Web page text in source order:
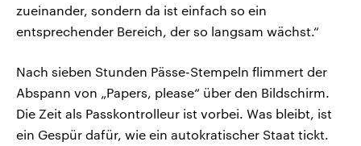
zueinander, sondern da ist einfach so ein
entsprechender Bereich, der so langsam wächst.“
Nach sieben Stunden Pässe-Stempeln flimmert der
Abspann von „Papers, please“ über den Bildschirm.
Die Zeit als Passkontrolleur ist vorbei. Was bleibt, ist
ein Gespür dafür, wie ein autokratischer Staat tickt.